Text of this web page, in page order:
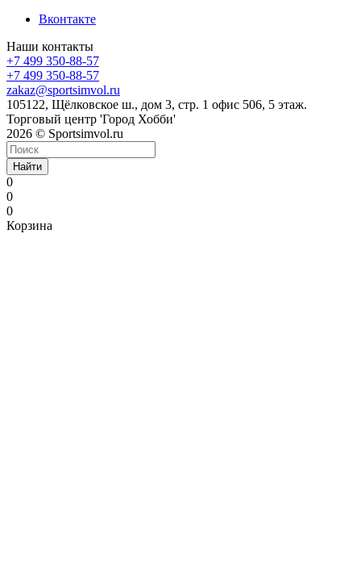
Вконтакте
Наши контакты
+7 499 350-88-57
+7 499 350-88-57
zakaz@sportsimvol.ru
105122, Щёлковское ш., дом 3, стр. 1 офис 506, 5 этаж.
Торговый центр 'Город Хобби'
2026 © Sportsimvol.ru
Найти
0
0
0
Корзина